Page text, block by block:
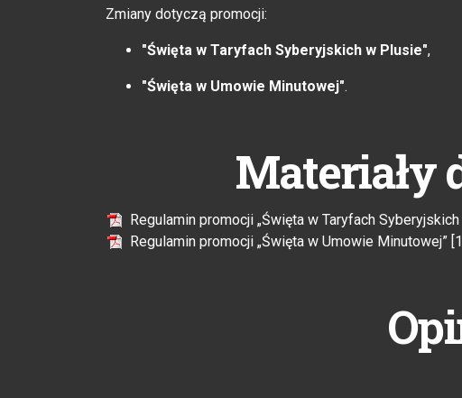
Zmiany dotyczą promocji:
"Święta w Taryfach Syberyjskich w Plusie",
"Święta w Umowie Minutowej".
Materiały
Regulamin promocji „Święta w Taryfach
Regulamin promocji „Święta w Umowie Minutowej”